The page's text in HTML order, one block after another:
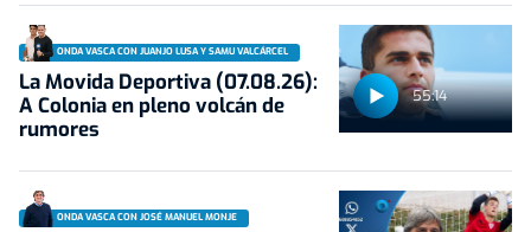
55:14
ONDA VASCA CON JUANJO LUSA Y SAMU VALCÁRCEL
La Movida Deportiva (07.08.26):
A Colonia en pleno volcán de
rumores
ONDA VASCA CON JOSÉ MANUEL MONJE